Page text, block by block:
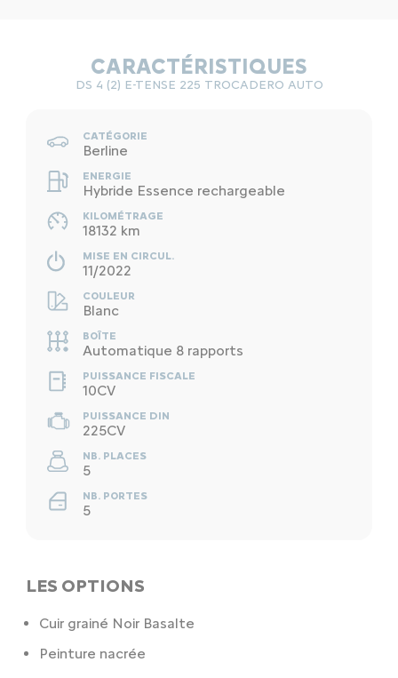
CARACTÉRISTIQUES
DS 4 (2) E-TENSE 225 TROCADERO AUTO
CATÉGORIE
Berline
ENERGIE
Hybride Essence rechargeable
KILOMÉTRAGE
18132 km
MISE EN CIRCUL.
11/2022
COULEUR
Blanc
BOÎTE
Automatique 8 rapports
PUISSANCE FISCALE
10CV
PUISSANCE DIN
225CV
NB. PLACES
5
NB. PORTES
5
LES OPTIONS
Cuir grainé Noir Basalte
Peinture nacrée